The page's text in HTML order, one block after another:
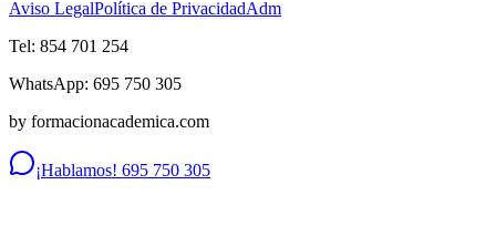
Aviso LegalPolítica de PrivacidadAdm
Tel: 854 701 254
WhatsApp: 695 750 305
by formacionacademica.com
¡Hablamos! 695 750 305